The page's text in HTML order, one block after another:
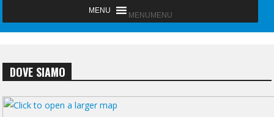
MENU MENU
DOVE SIAMO